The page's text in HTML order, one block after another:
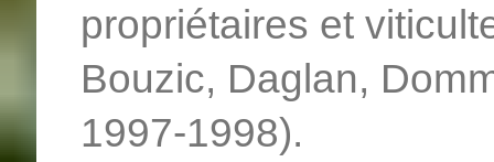
propriétaires et
Bouzic, Daglan,
1997-1998).